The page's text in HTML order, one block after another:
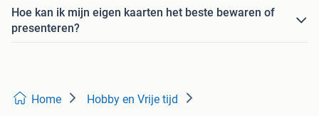
Hoe kan ik mijn eigen kaarten het beste bewaren of
presenteren?
Home Hobby en Vrije tijd